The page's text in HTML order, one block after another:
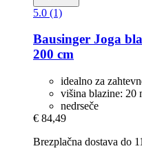
5.0 (1)
Bausinger Joga
200 cm
idealno za
višina blazine: 20
nedrseče
€ 84,49
Brezplačna dostava do